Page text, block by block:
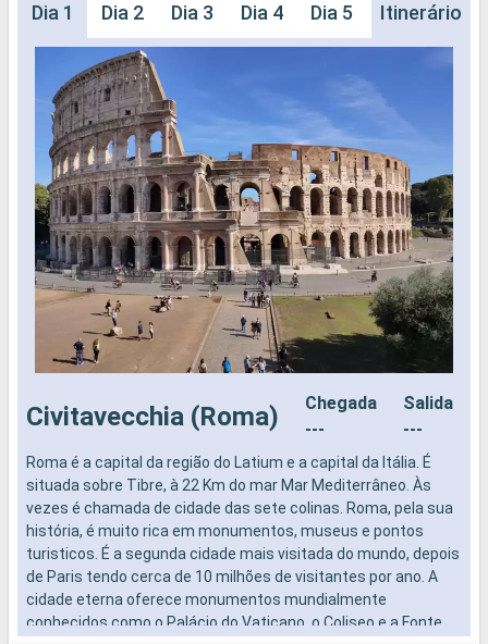
Dia 1 Dia 2 Dia 3 Dia 4 Dia 5 Dia 6 Dia
Itinerário
Civitavecchia (Roma)
Chegada
---
Salida
---
Roma é a capital da região do Latium e a capital da Itália. É
situada sobre Tibre, à 22 Km do mar Mar Mediterrâneo. Às
vezes é chamada de cidade das sete colinas. Roma, pela sua
história, é muito rica em monumentos, museus e pontos
turisticos. É a segunda cidade mais visitada do mundo, depois
de Paris tendo cerca de 10 milhões de visitantes por ano. A
cidade eterna oferece monumentos mundialmente
conhecidos como o Palácio do Vaticano, o Coliseo e a Fonte